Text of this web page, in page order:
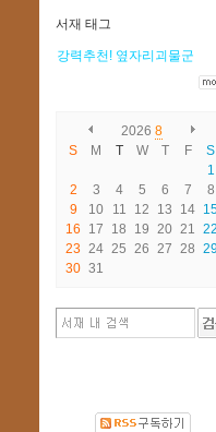
서재 태그
강력추천! 옆자리괴물군
2026 8
S
M T W T F
S
1
2
3 4 5 6 7
8
9
10 11 12 13 14
16
17 18 19 20 21
22
23 24 25 26 27 28
30 31